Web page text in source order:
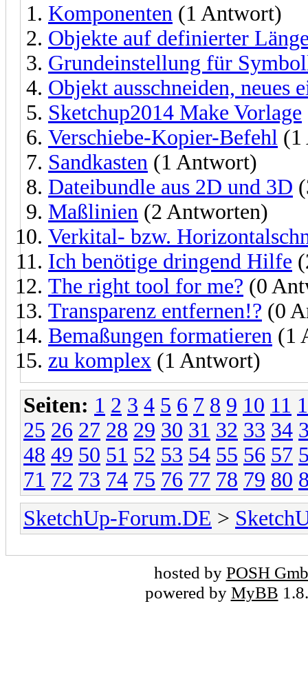
Komponenten (1 Antwort)
Objekte auf definierter
Grundeinstellung für
Objekt ausschneiden, neues
Sketchup2014 Make Vorlage
Verschiebe-Kopier-Befehl (1
Sandkasten (1 Antwort)
Dateibundle aus 2D und 3D
Maßlinien (2 Antworten)
Verkital- bzw.
Ich benötige dringend Hilfe
The right tool for me? (0
Transparenz entfernen!? (0
Bemaßungen formatieren (1
zu komplex (1 Antwort)
Seiten: 1 2 3 4 5 6 7 8 9 10 11
25 26 27 28 29 30 31 32 33 34
48 49 50 51 52 53 54 55 56 57
71 72 73 74 75 76 77 78 79 80
SketchUp-Forum.DE >
hosted by POSH
powered by MyBB